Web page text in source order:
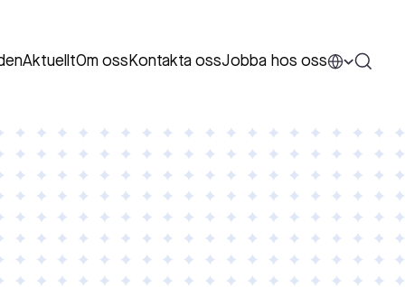
AktuelltOm oss Kontakta ossJobba hos oss